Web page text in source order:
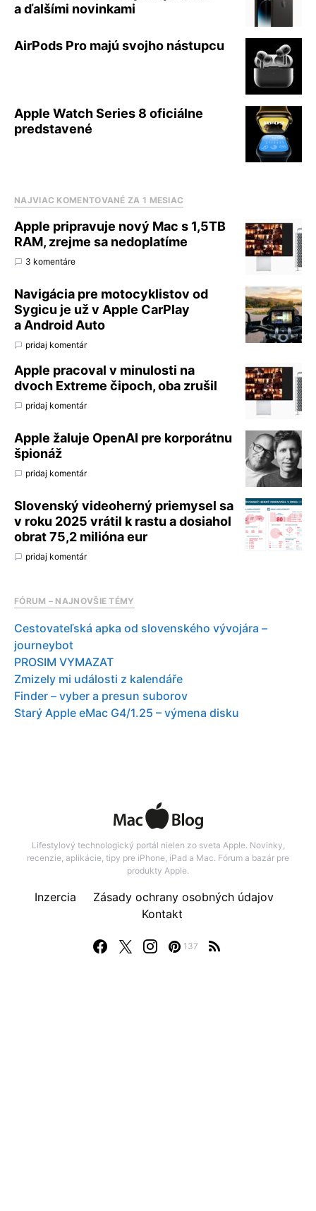
a ďalšími novinkami
AirPods Pro majú svojho nástupcu
Apple Watch Series 8 oficiálne
predstavené
NAJVIAC KOMENTOVANÉ ZA 1 MESIAC
Apple pripravuje nový Mac s 1,5TB
RAM, zrejme sa nedoplatíme
3 komentáre
Navigácia pre motocyklistov od
Sygicu je už v Apple CarPlay
a Android Auto
pridaj komentár
Apple pracoval v minulosti na
dvoch Extreme čipoch, oba zrušil
pridaj komentár
Apple žaluje OpenAI pre korporátnu
špionáž
pridaj komentár
Slovenský videoherný priemysel sa
v roku 2025 vrátil k rastu a dosiahol
obrat 75,2 milióna eur
pridaj komentár
FÓRUM – NAJNOVŠIE TÉMY
Cestovateľská apka od slovenského vývojára –
journeybot
PROSIM VYMAZAT
Zmizely mi události z kalendáře
Finder – vyber a presun suborov
Starý Apple eMac G4/1.25 – výmena disku
Lifestylový technologický portál nielen zo sveta Apple. Novinky,
recenzie, aplikácie, tipy pre iPhone, iPad a Mac. Fórum a bazár pre
produkty Apple.
137
Inzercia
Zásady ochrany osobných údajov
Kontakt